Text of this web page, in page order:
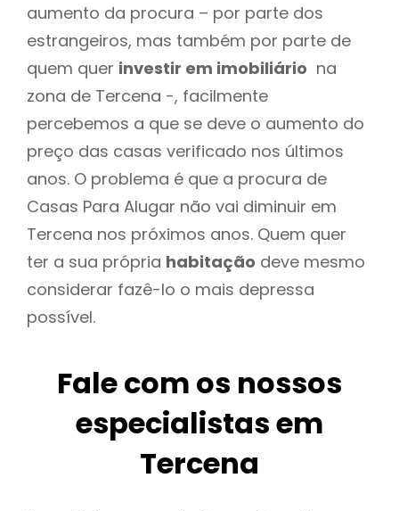
aumento da procura – por parte dos
estrangeiros, mas também por parte de
quem quer investir em imobiliário na
zona de Tercena -, facilmente
percebemos a que se deve o aumento do
preço das casas verificado nos últimos
anos. O problema é que a procura de
Casas Para Alugar não vai diminuir em
Tercena nos próximos anos. Quem quer
ter a sua própria habitação deve mesmo
considerar fazê-lo o mais depressa
possível.
Fale com os nossos
especialistas em
Tercena